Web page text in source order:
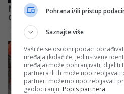
Pohrana i/ili pristup
Saznajte više
Vaši će se osobni podaci
uređaja (kolačiće, jedinstvene
uređaja) može pohranjivati, dijeliti
partnera ili ih može upotrebljavati
partneri možemo upotrebljavati
geolociranju. Popis partnera.